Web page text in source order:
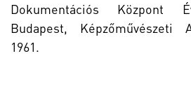
Dokumentációs Központ
Budapest, Képzőművészeti
1961.